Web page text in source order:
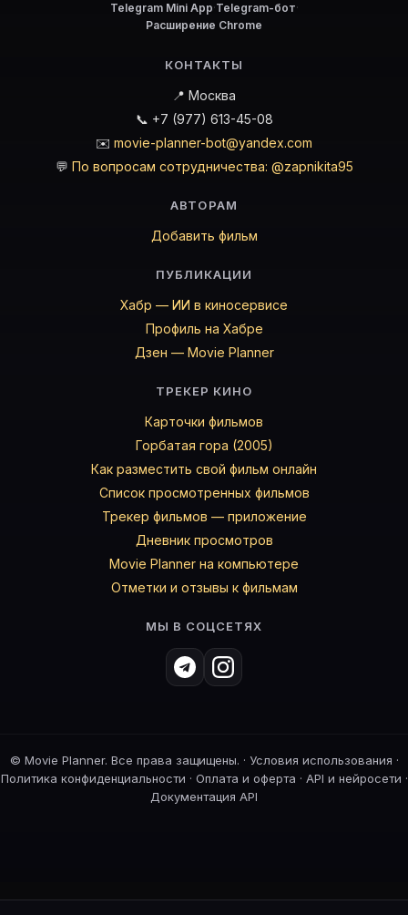
Telegram Mini App·Telegram-бот·
Расширение Chrome
КОНТАКТЫ
📍 Москва
📞 +7 (977) 613-45-08
✉️ movie-planner-bot@yandex.com
💬 По вопросам сотрудничества: @zapnikita95
АВТОРАМ
Добавить фильм
ПУБЛИКАЦИИ
Хабр — ИИ в киносервисе
Профиль на Хабре
Дзен — Movie Planner
ТРЕКЕР КИНО
Карточки фильмов
Горбатая гора (2005)
Как разместить свой фильм онлайн
Список просмотренных фильмов
Трекер фильмов — приложение
Дневник просмотров
Movie Planner на компьютере
Отметки и отзывы к фильмам
МЫ В СОЦСЕТЯХ
© Movie Planner. Все права защищены. · Условия использования ·
Политика конфиденциальности · Оплата и оферта · API и нейросети ·
Документация API